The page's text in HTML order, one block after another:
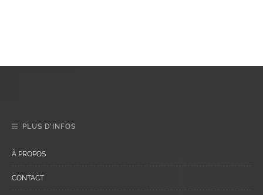
PLUS D’INFOS
À PROPOS
CONTACT